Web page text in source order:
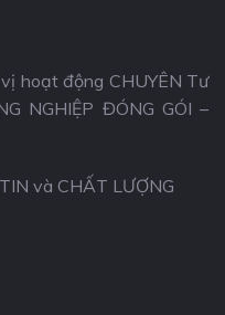
hoạt động CHUYÊN Tư
NGHIỆP ĐÓNG GÓI –
và CHẤT LƯỢNG